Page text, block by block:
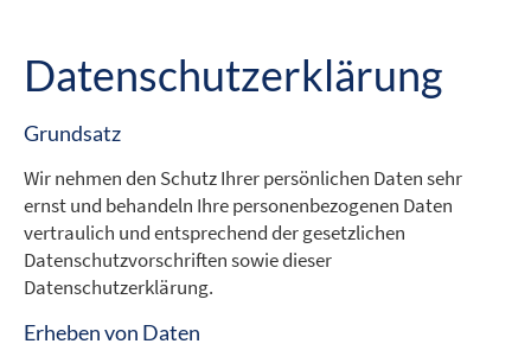
Datenschutzerklärung
Grundsatz
Wir nehmen den Schutz Ihrer persönlichen Daten sehr
ernst und behandeln Ihre personenbezogenen Daten
vertraulich und entsprechend der gesetzlichen
Datenschutzvorschriften sowie dieser
Datenschutzerklärung.
Erheben von Daten